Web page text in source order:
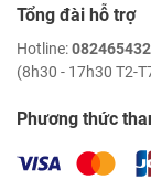
Tổng đài hỗ trợ
Hotline:
(8h30 - 17h30 T2-
Phương thức